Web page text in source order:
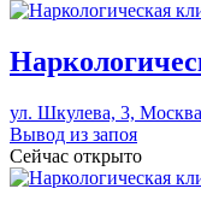
ул. Шкулева, 3,
Вывод из запоя
Сейчас открыто